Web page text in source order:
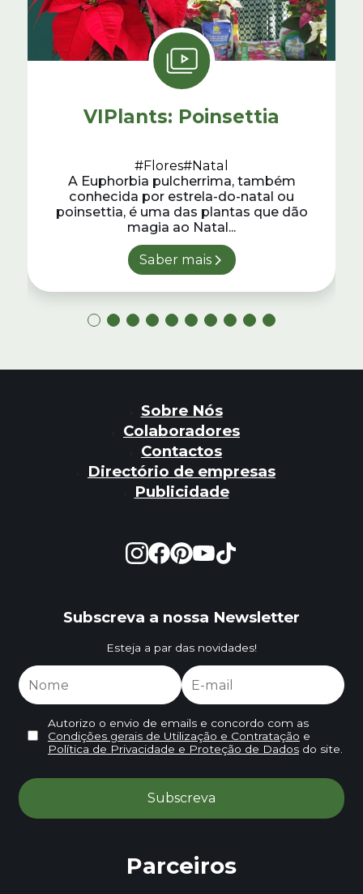
VIPlants: Poinsettia
#Flores#Natal
A Euphorbia pulcherrima, também
conhecida por estrela-do-natal ou
poinsettia, é uma das plantas que dão
magia ao Natal...
Saber mais
Sobre Nós
Colaboradores
Contactos
Directório de empresas
Publicidade
Subscreva a nossa Newsletter
Esteja a par das novidades!
Autorizo o envio de emails e concordo com as
Condições gerais de Utilização e Contratação e
Política de Privacidade e Proteção de Dadosdo site.
Parceiros